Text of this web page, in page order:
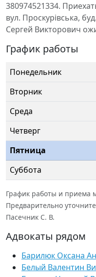
380974521334.
вул. Проскурівська,
Сергей Викторович
График работы
Понедельник
Вторник
Среда
Четверг
Пятница
Суббота
График работы и приема
Предварительно
Пасечник С. В.
Адвокаты рядом
Барилюк Оксана
Белый Валентин